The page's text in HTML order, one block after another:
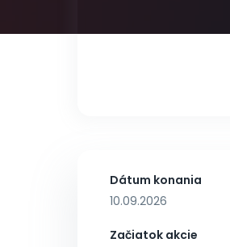
Dátum konania
10.09.2026
Začiatok akcie